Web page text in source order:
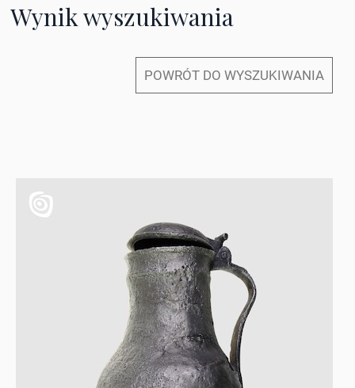
Wynik wyszukiwania
POWRÓT DO WYSZUKIWANIA